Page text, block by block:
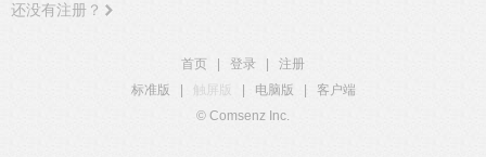
还没有注册？
首页 登录
注册
标准版
触屏版 电脑版
客户端
© Comsenz Inc.